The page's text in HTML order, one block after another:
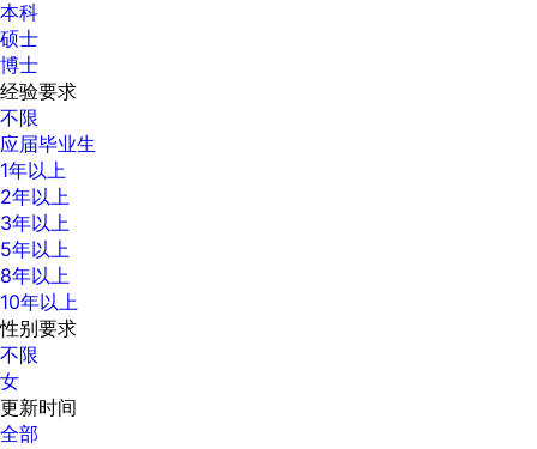
本科
硕士
博士
经验要求
不限
应届毕业生
1年以上
2年以上
3年以上
5年以上
8年以上
10年以上
性别要求
不限
女
更新时间
全部